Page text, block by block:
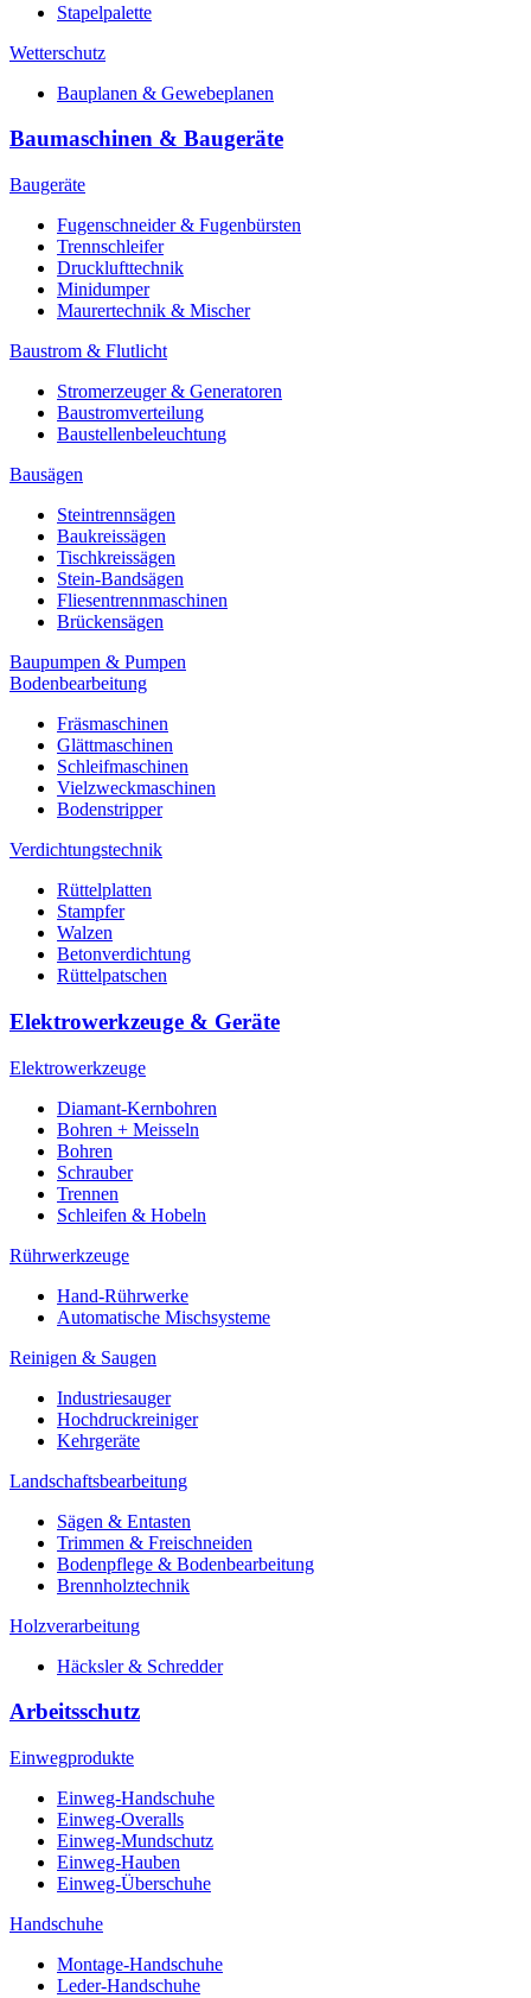
Stapelpalette
Wetterschutz
Bauplanen & Gewebeplanen
Baumaschinen & Baugeräte
Baugeräte
Fugenschneider & Fugenbürsten
Trennschleifer
Drucklufttechnik
Minidumper
Maurertechnik & Mischer
Baustrom & Flutlicht
Stromerzeuger & Generatoren
Baustromverteilung
Baustellenbeleuchtung
Bausägen
Steintrennsägen
Baukreissägen
Tischkreissägen
Stein-Bandsägen
Fliesentrennmaschinen
Brückensägen
Baupumpen & Pumpen
Bodenbearbeitung
Fräsmaschinen
Glättmaschinen
Schleifmaschinen
Vielzweckmaschinen
Bodenstripper
Verdichtungstechnik
Rüttelplatten
Stampfer
Walzen
Betonverdichtung
Rüttelpatschen
Elektrowerkzeuge & Geräte
Elektrowerkzeuge
Diamant-Kernbohren
Bohren + Meisseln
Bohren
Schrauber
Trennen
Schleifen & Hobeln
Rührwerkzeuge
Hand-Rührwerke
Automatische Mischsysteme
Reinigen & Saugen
Industriesauger
Hochdruckreiniger
Kehrgeräte
Landschaftsbearbeitung
Sägen & Entasten
Trimmen & Freischneiden
Bodenpflege & Bodenbearbeitung
Brennholztechnik
Holzverarbeitung
Häcksler & Schredder
Arbeitsschutz
Einwegprodukte
Einweg-Handschuhe
Einweg-Overalls
Einweg-Mundschutz
Einweg-Hauben
Einweg-Überschuhe
Handschuhe
Montage-Handschuhe
Leder-Handschuhe